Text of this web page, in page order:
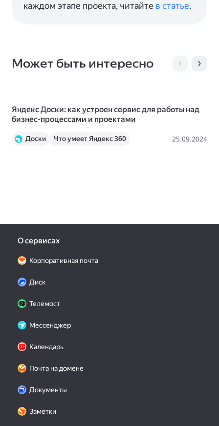
каждом этапе проекта, читайте в статье.
Может быть интересно
Яндекс Доски: как устроен сервис для работы над
бизнес-процессами и проектами
Доски Что умеет Яндекс 360 25.09.2024
О сервисах
Корпоративная почта
Диск
Телемост
Мессенджер
Календарь
Почта на домене
Документы
Заметки